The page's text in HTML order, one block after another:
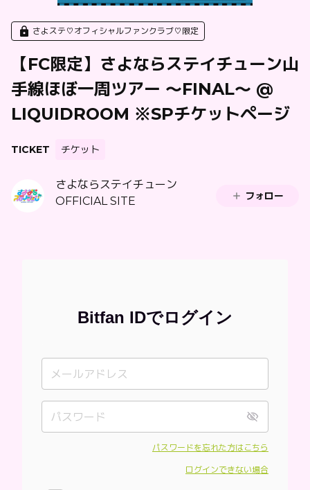
さよステ♡オフィシャルファンクラブ♡限定
【FC限定】さよならステイチューン山
手線ほぼ一周ツアー 〜FINAL〜 @
LIQUIDROOM ※SPチケットページ
TICKET チケット
さよならステイチューン
OFFICIAL SITE
フォロー
Bitfan IDでログイン
パスワードを忘れた方はこちら
ログインできない場合